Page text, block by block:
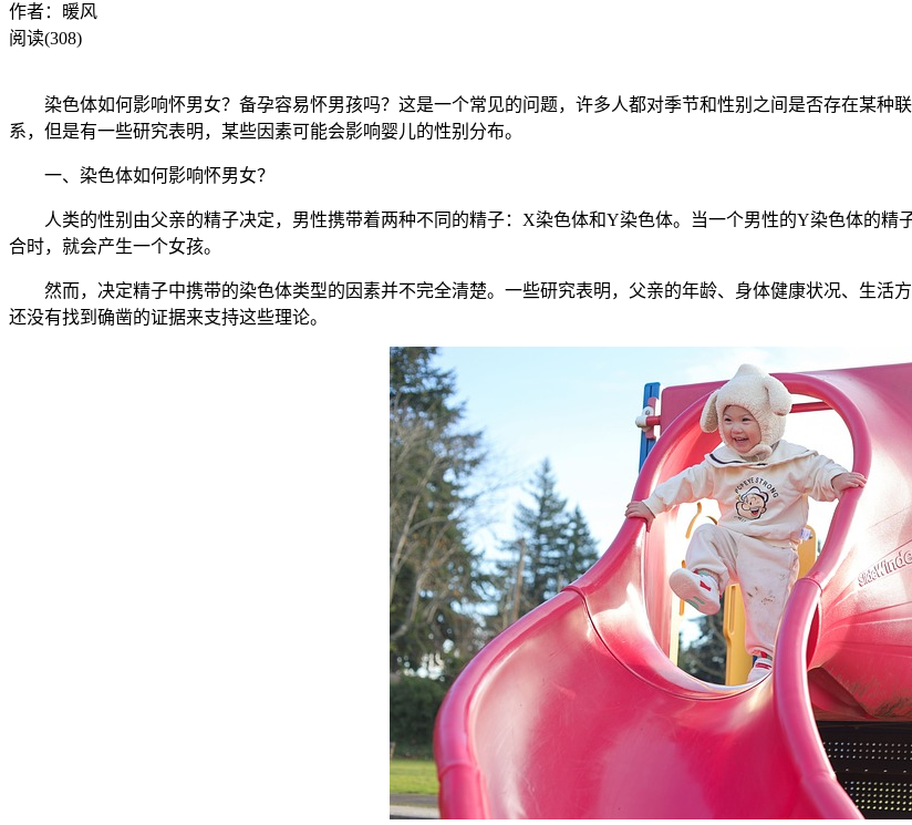
作者：暖风
阅读(308)
染色体如何影响怀男女？备孕容易怀男孩吗？这是一个常见的问题，许多人都对季节和性别之间是否存在某种
系，但是有一些研究表明，某些因素可能会影响婴儿的性别分布。
一、染色体如何影响怀男女？
人类的性别由父亲的精子决定，男性携带着两种不同的精子：X染色体和Y染色体。当一个男性的Y染色体的精
合时，就会产生一个女孩。
然而，决定精子中携带的染色体类型的因素并不完全清楚。一些研究表明，父亲的年龄、身体健康状况、生活
还没有找到确凿的证据来支持这些理论。